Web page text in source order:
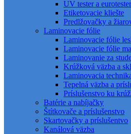
UV tester a eurotester
Etiketovacie kliešte
Predlžovačky a
Laminovacie fólie
Laminovacie fólie
Laminovacie fólie
Laminovanie za
Krúžková väzba a
Laminovacia
Tepelná väzba a
Príslušenstvo ku
Batérie a nabíjačky
Štítkovače a príslušenstvo
Skartovačky a príslušentvo
Kanálová väzba